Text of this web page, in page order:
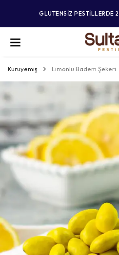
GLUTENSİZ PESTİLLERDE
Kuruyemiş Limonlu Badem Şekeri